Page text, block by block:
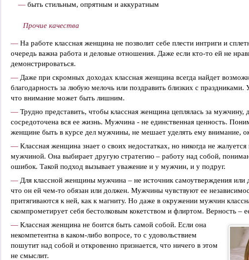
— быть стильным, опрятным и аккуратным
Прочие качества
— На работе классная женщина не позволит себе плести интриги и
очередь важна работа и деловые отношения. Даже если кто-то ей не
демонстрироваться.
— Даже при скромных доходах классная женщина всегда найдет
благодарность за любую мелочь или поздравить близких с праздниками.
что внимание может быть лишним.
— Трудно представить, чтобы классная женщина цеплялась за мужчину,
сосредоточена вся ее жизнь. Мужчина - не единственная ценность.
женщине быть в курсе дел мужчины, не мешает уделять ему внимание,
— Классная женщина знает о своих недостатках, но никогда не
мужчиной. Она выбирает другую стратегию – работу над собой,
ошибок. Такой подход вызывает уважение и у мужчин, и у подруг.
— Для классной женщины мужчина – не источник самоутверждения или
что он ей чем-то обязан или должен. Мужчины чувствуют ее
притягиваются к ней, как к магниту. Но даже в окружении мужчин
скомпрометирует себя бестолковым кокетством и флиртом. Верность –
— Классная женщина не боится быть самой собой. Если она
некомпетентна в каком-либо вопросе, то с удовольствием
пошутит над собой и откровенно признается, что ничего в этом
не смыслит.